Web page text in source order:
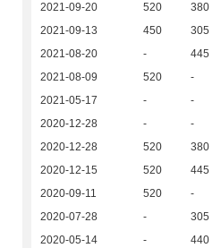
2021-09-20
520 380
2021-09-13
450 305
2021-08-20
- 445
2021-08-09
520 -
2021-05-17
- -
2020-12-28
- -
2020-12-28
520 380
2020-12-15
520 445
2020-09-11
520 -
2020-07-28
- 305
2020-05-14
- 440